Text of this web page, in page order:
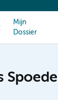
Mijn
Dossier